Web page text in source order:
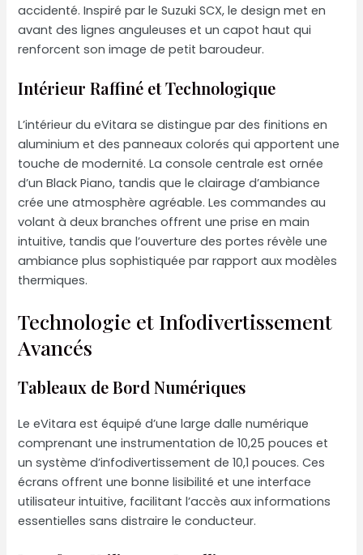
accidenté. Inspiré par le Suzuki SCX, le design met en
avant des lignes anguleuses et un capot haut qui
renforcent son image de petit baroudeur.
Intérieur Raffiné et Technologique
L’intérieur du eVitara se distingue par des finitions en
aluminium et des panneaux colorés qui apportent une
touche de modernité. La console centrale est ornée
d’un Black Piano, tandis que le clairage d’ambiance
crée une atmosphère agréable. Les commandes au
volant à deux branches offrent une prise en main
intuitive, tandis que l’ouverture des portes révèle une
ambiance plus sophistiquée par rapport aux modèles
thermiques.
Technologie et Infodivertissement
Avancés
Tableaux de Bord Numériques
Le eVitara est équipé d’une large dalle numérique
comprenant une instrumentation de 10,25 pouces et
un système d’infodivertissement de 10,1 pouces. Ces
écrans offrent une bonne lisibilité et une interface
utilisateur intuitive, facilitant l’accès aux informations
essentielles sans distraire le conducteur.